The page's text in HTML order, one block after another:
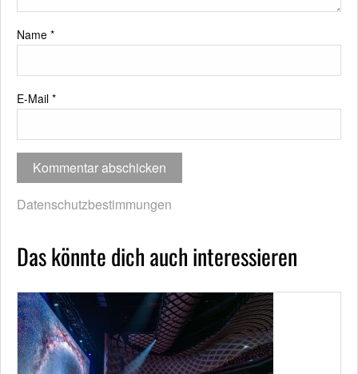
Name *
E-Mail *
Datenschutzbestimmungen
Das könnte dich auch interessieren